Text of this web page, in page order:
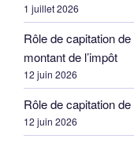
1 juillet 2026
Rôle de capitation
montant de l’impôt
12 juin 2026
Rôle de capitation
12 juin 2026